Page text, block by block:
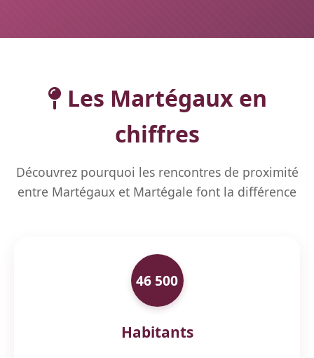
Les Martégaux en
chiffres
Découvrez pourquoi les rencontres de proximité
entre Martégaux et Martégale font la différence
46 500
Habitants